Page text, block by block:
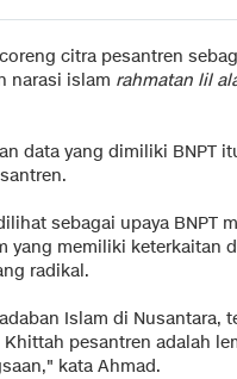
citra pesantren
narasi islam rahmatan lil
data yang dimiliki BNPT
sebagai upaya BNPT
yang memiliki keterkaitan
radikal.
Islam di Nusantara,
pesantren adalah
kata Ahmad.